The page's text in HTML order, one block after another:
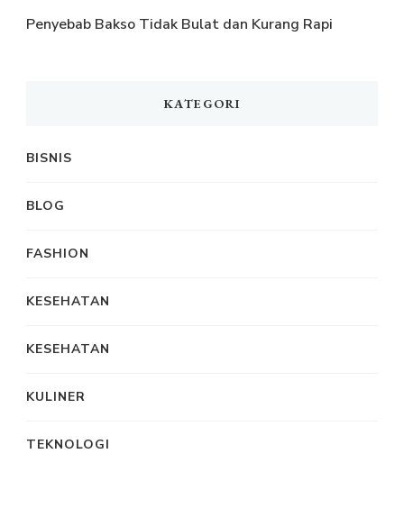
Penyebab Bakso Tidak Bulat dan Kurang Rapi
KATEGORI
BISNIS
BLOG
FASHION
KESEHATAN
KESEHATAN
KULINER
TEKNOLOGI